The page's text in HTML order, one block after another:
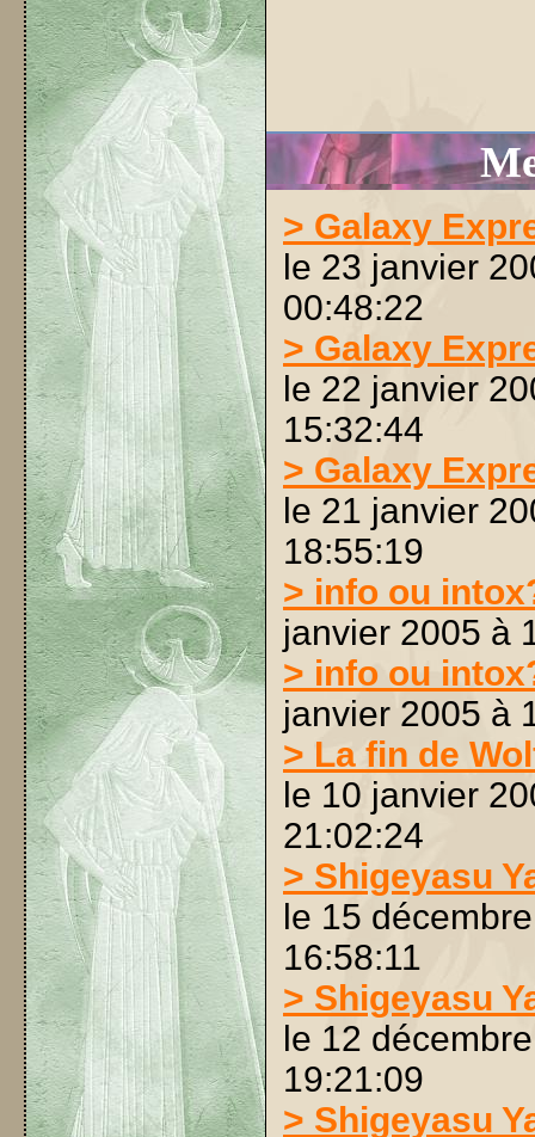
> Galaxy
le 23 janvier
00:48:22
> Galaxy
le 22 janvier
15:32:44
> Galaxy
le 21 janvier
18:55:19
> info ou
janvier 2005 à
> info ou
janvier 2005 à
> La fin de
le 10 janvier
21:02:24
> Shigeyasu
le 15
16:58:11
> Shigeyasu
le 12
19:21:09
> Shigeyasu